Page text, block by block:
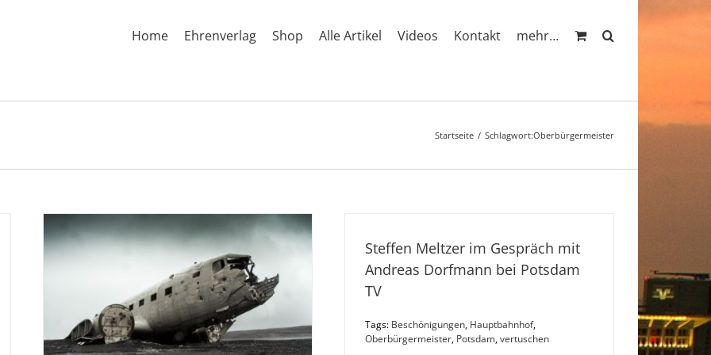
Home Ehrenverlag Shop Alle Artikel Videos Kontakt mehr…
Startseite Schlagwort:Oberbürgermeister
Steffen Meltzer im Gespräch mit
Andreas Dorfmann bei Potsdam
TV
Tags: Beschönigungen, Hauptbahnhof,
Oberbürgermeister, Potsdam,vertuschen